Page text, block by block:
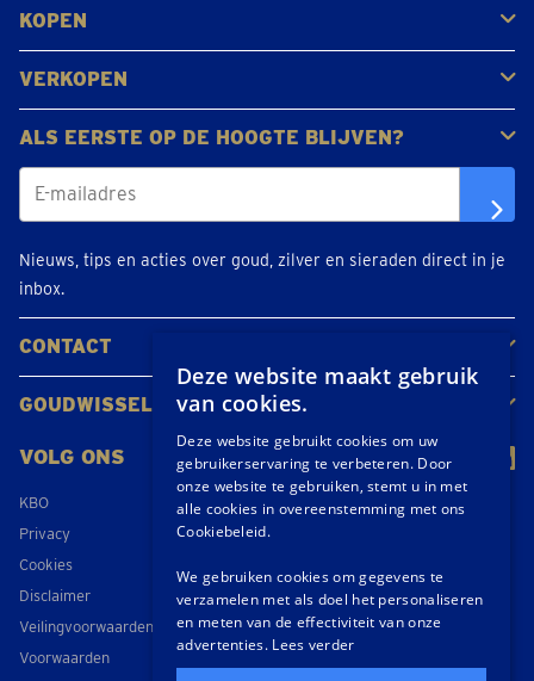
KOPEN
Goud kopen
Platina en palladium kopen
Zilver kopen
VERKOPEN
Gouden juwelen
Gouden munten
Gouden staven
ALS EERSTE OP DE HOOGTE BLIJVEN?
Nieuws, tips en acties over goud, zilver en sieraden direct in je
inbox.
CONTACT
Neem contact op
Maak een afspraak
Locaties
GOUDWISSELKANTOOR
VOLG ONS
KBO
Privacy
Cookies
Disclaimer
Veilingvoorwaarden
Voorwaarden
Deze website maakt gebruik
van cookies.
Deze website gebruikt cookies om uw
gebruikerservaring te verbeteren. Door
onze website te gebruiken, stemt u in met
alle cookies in overeenstemming met ons
Cookiebeleid.
We gebruiken cookies om gegevens te
verzamelen met als doel het personaliseren
en meten van de effectiviteit van onze
advertenties. Lees verder